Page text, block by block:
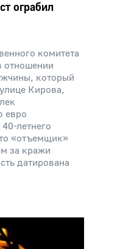
ограбил
комитета
отношении
который
Кирова,
евро
летнего
«отъемщик»
за кражи
датирована